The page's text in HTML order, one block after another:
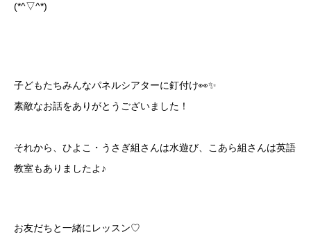
(*^▽^*)
子どもたちみんなパネルシアターに釘付け👀✨
素敵なお話をありがとうございました！
それから、ひよこ・うさぎ組さんは水遊び、こあら組さんは英語
教室もありましたよ♪
お友だちと一緒にレッスン♡